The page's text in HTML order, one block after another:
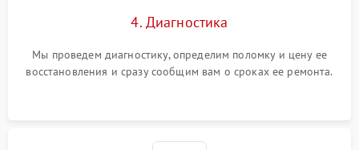
4. Диагностика
Мы проведем диагностику, определим поломку и цену ее
восстановления и сразу сообщим вам о сроках ее ремонта.